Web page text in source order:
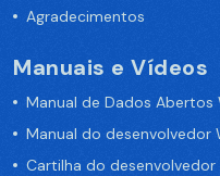
Agradecimentos
Manuais e Vídeos
Manual de Dados Abertos
Manual do desenvolvedor
Cartilha do desenvolvedor